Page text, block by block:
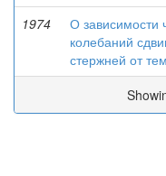
1974
О зависимости
колебаний
стержней от